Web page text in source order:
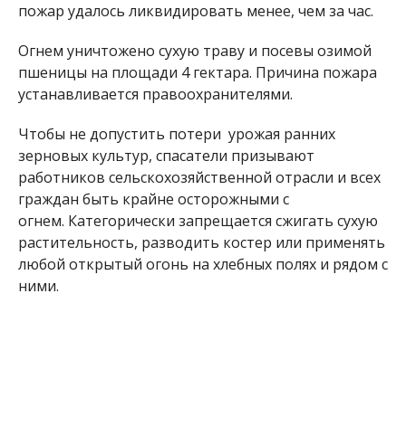
пожар удалось ликвидировать менее, чем за час.
Огнем уничтожено сухую траву и посевы озимой
пшеницы на площади 4 гектара. Причина пожара
устанавливается правоохранителями.
Чтобы не допустить потери урожая ранних
зерновых культур, спасатели призывают
работников сельскохозяйственной отрасли и всех
граждан быть крайне осторожными с
огнем. Категорически запрещается сжигать сухую
растительность, разводить костер или применять
любой открытый огонь на хлебных полях и рядом с
ними.